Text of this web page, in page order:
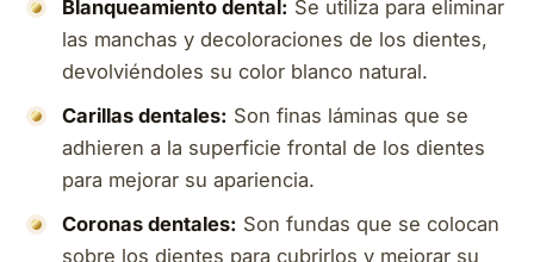
Blanqueamiento dental: Se utiliza para eliminar
las manchas y decoloraciones de los dientes,
devolviéndoles su color blanco natural.
Carillas dentales: Son finas láminas que se
adhieren a la superficie frontal de los dientes
para mejorar su apariencia.
Coronas dentales: Son fundas que se colocan
sobre los dientes para cubrirlos y mejorar su